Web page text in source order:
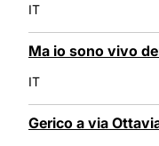
IT
Ma io sono vivo
IT
Gerico a via